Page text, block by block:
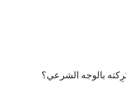
بالوجه الشرعي؟